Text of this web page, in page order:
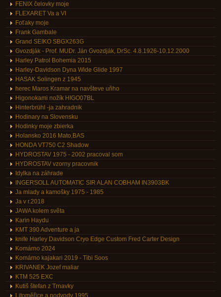
FENIX čelovky moje
FLEXARET Va a VI
Foťaky moje
Frank Gambale
Grand SEIKO SBGX263G
Gvozdják - Prof. MUDr. Ján Gvozdják, DrSc. 4.8.1926-10.12.2000
Harley Patrol Bohemia 2015
Harley-Davidson Dyna Wide Glide 1997
HASAK Solingen z 1945
herec Maros Kramar na navšteve uňho
Higonokami nožík HIGO07BL
Hinterbrühl -ja zahradnik
Hodinary na Slovensku
Hodinky moje zbierka
Holansko 2016 Mato,BAS
HONDA VT750 C2 Shadow
HYDROSTAV 1975 - 2002 pracoval som
HYDROSTAV vzorny pracovnik
Idylka na záhrade
INGERSOLL AUTOMATIC SIR ALAN COBHAM IN3903BK
Ja mlady a kamošky 1975 - 1985
Ja v r.2018
JAWA kolem světa
Karin Haydu
KMT 390 Adventure a ja
knife Harley Davidson Cryo Edge Custom Fred Carter Design
Komárno 2024
Komárno kajakari 2019 - Tibi Soos
KRIVANEK Jozef maliar
KTM 525 EXC
Kutiš štefan z Trnavky
Litoměřice a podvody 1995